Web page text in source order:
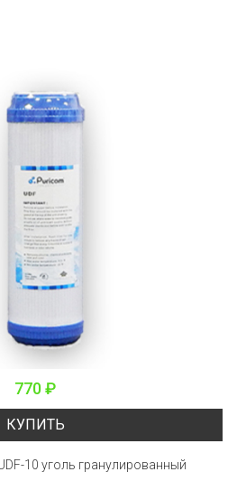
770 ₽
КУПИТЬ
10 уголь гранулированный